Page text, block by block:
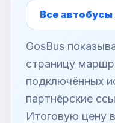
Все
GosBus
страницу
подключённых
партнёрские
Итоговую цену